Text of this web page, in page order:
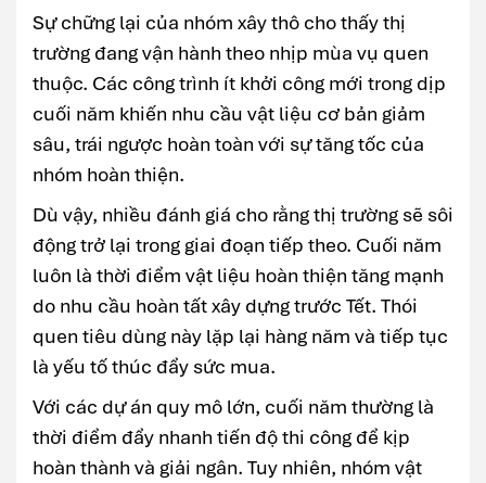
Sự chững lại của nhóm xây thô cho thấy thị
trường đang vận hành theo nhịp mùa vụ quen
thuộc. Các công trình ít khởi công mới trong dịp
cuối năm khiến nhu cầu vật liệu cơ bản giảm
sâu, trái ngược hoàn toàn với sự tăng tốc của
nhóm hoàn thiện.
Dù vậy, nhiều đánh giá cho rằng thị trường sẽ sôi
động trở lại trong giai đoạn tiếp theo. Cuối năm
luôn là thời điểm vật liệu hoàn thiện tăng mạnh
do nhu cầu hoàn tất xây dựng trước Tết. Thói
quen tiêu dùng này lặp lại hàng năm và tiếp tục
là yếu tố thúc đẩy sức mua.
Với các dự án quy mô lớn, cuối năm thường là
thời điểm đẩy nhanh tiến độ thi công để kịp
hoàn thành và giải ngân. Tuy nhiên, nhóm vật